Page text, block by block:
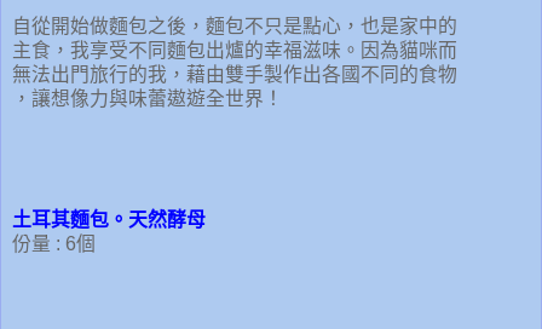
自從開始做麵包之後，麵包不只是點心，也是家中的
主食，我享受不同麵包出爐的幸福滋味。因為貓咪而
無法出門旅行的我，藉由雙手製作出各國不同的食物
，讓想像力與味蕾遨遊全世界！
土耳其麵包。天然酵母
份量 : 6個